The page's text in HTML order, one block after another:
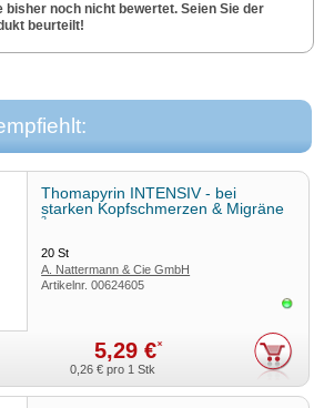
bisher noch nicht bewertet. Seien Sie der
beurteilt!
Thomapyrin INTENSIV - bei
starken Kopfschmerzen & Migräne
3
20St
A. Nattermann & Cie GmbH
Artikelnr.00624605
5,29 €*
0,26 € pro 1 Stk